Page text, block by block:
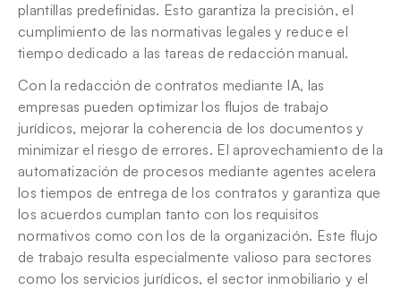
plantillas predefinidas. Esto garantiza la precisión, el
cumplimiento de las normativas legales y reduce el
tiempo dedicado a las tareas de redacción manual.
Con la redacción de contratos mediante IA, las
empresas pueden optimizar los flujos de trabajo
jurídicos, mejorar la coherencia de los documentos y
minimizar el riesgo de errores. El aprovechamiento de la
automatización de procesos mediante agentes acelera
los tiempos de entrega de los contratos y garantiza que
los acuerdos cumplan tanto con los requisitos
normativos como con los de la organización. Este flujo
de trabajo resulta especialmente valioso para sectores
como los servicios jurídicos, el sector inmobiliario y el